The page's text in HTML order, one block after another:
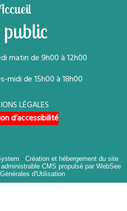
matin de 9h00 à 12h00
midi de 15h00 à 18h00
LÉGALES
d’accessibilité
- Création et hébergement du site
CMS propulsé par WebSee
d'Utilisation